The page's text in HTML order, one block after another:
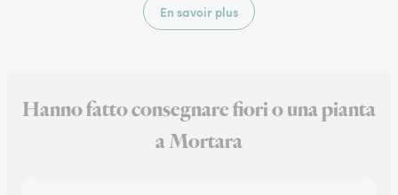
En savoir plus
Hanno fatto consegnare fiori o una pianta
a Mortara